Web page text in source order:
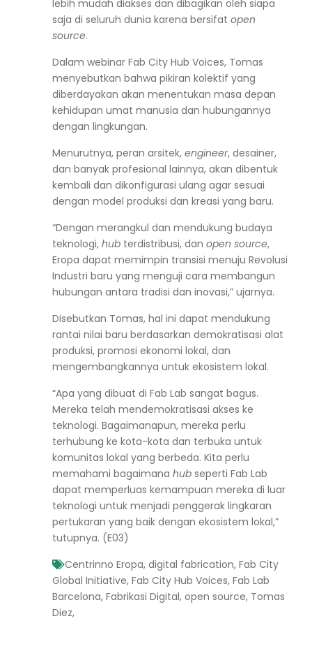
lebih mudah diakses dan dibagikan oleh siapa
saja di seluruh dunia karena bersifat open
source.
Dalam webinar Fab City Hub Voices, Tomas
menyebutkan bahwa pikiran kolektif yang
diberdayakan akan menentukan masa depan
kehidupan umat manusia dan hubungannya
dengan lingkungan.
Menurutnya, peran arsitek, engineer, desainer,
dan banyak profesional lainnya, akan dibentuk
kembali dan dikonfigurasi ulang agar sesuai
dengan model produksi dan kreasi yang baru.
“Dengan merangkul dan mendukung budaya
teknologi, hub terdistribusi, dan open source,
Eropa dapat memimpin transisi menuju Revolusi
Industri baru yang menguji cara membangun
hubungan antara tradisi dan inovasi,” ujarnya.
Disebutkan Tomas, hal ini dapat mendukung
rantai nilai baru berdasarkan demokratisasi alat
produksi, promosi ekonomi lokal, dan
mengembangkannya untuk ekosistem lokal.
“Apa yang dibuat di Fab Lab sangat bagus.
Mereka telah mendemokratisasi akses ke
teknologi. Bagaimanapun, mereka perlu
terhubung ke kota-kota dan terbuka untuk
komunitas lokal yang berbeda. Kita perlu
memahami bagaimana hub seperti Fab Lab
dapat memperluas kemampuan mereka di luar
teknologi untuk menjadi penggerak lingkaran
pertukaran yang baik dengan ekosistem lokal,”
tutupnya. (E03)
Centrinno Eropa, digital fabrication, Fab City
Global Initiative, Fab City Hub Voices, Fab Lab
Barcelona, Fabrikasi Digital, open source, Tomas
Diez,